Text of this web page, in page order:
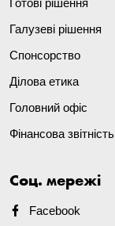
Галузеві рішення
Спонсорство
Ділова етика
Головний офіс
Фінансова звітність
Соц. мережі
Facebook